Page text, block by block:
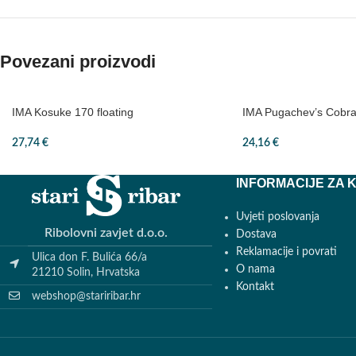
Povezani proizvodi
IMA Kosuke 170 floating
27,74 €
IMA Pugachev’s
24,16 €
Ribolovni zavjet d.o.o.
Ulica don F. Bulića 66/a
21210 Solin, Hrvatska
webshop@stariribar.hr
INFORMACIJE ZA
Uvjeti poslovanja
Dostava
Reklamacije i povrati
O nama
Kontakt